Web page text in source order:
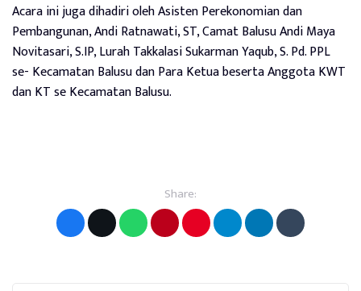
Acara ini juga dihadiri oleh Asisten Perekonomian dan
Pembangunan, Andi Ratnawati, ST, Camat Balusu Andi Maya
Novitasari, S.IP, Lurah Takkalasi Sukarman Yaqub, S. Pd. PPL
se- Kecamatan Balusu dan Para Ketua beserta Anggota KWT
dan KT se Kecamatan Balusu.
Share: